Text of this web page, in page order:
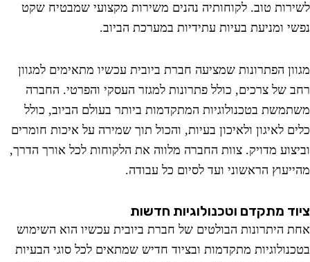
טוב. לקוחותיה נהנים משירות מקצועי שמבטיח שקט
ומניעת בעיות עתידיות במערכת הביוב.
הפתרונות שמציעה חברת ביובית עכשיו מתאימים למגוון
של צרכים, כולל פתרונות למגזר העסקי והפרטי. החברה
בטכנולוגיות המתקדמות ביותר בעולם הביוב, כולל
לאיגון ולאיכון בעיות, והכול תוך שמירה על איכות חומרים
מדויק. צוות החברה מלווה את הלקוחות לכל אורך הדרך,
הראשוני ועד לסיום כל עבודה.
מתקדם וטכנולוגיות חדשות
היתרונות הבולטים של חברת ביובית עכשיו הוא השימוש
מתקדמות ובציוד חדיש שמתאים לכל סוגי הבעיות